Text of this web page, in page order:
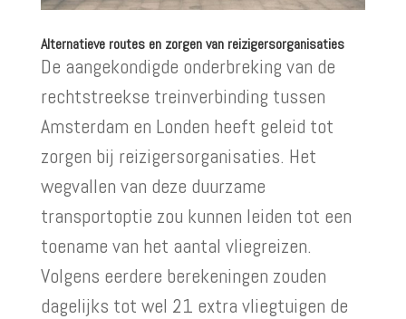
Alternatieve routes en zorgen van reizigersorganisaties
De aangekondigde onderbreking van de
rechtstreekse treinverbinding tussen
Amsterdam en Londen heeft geleid tot
zorgen bij reizigersorganisaties. Het
wegvallen van deze duurzame
transportoptie zou kunnen leiden tot een
toename van het aantal vliegreizen.
Volgens eerdere berekeningen zouden
dagelijks tot wel 21 extra vliegtuigen de